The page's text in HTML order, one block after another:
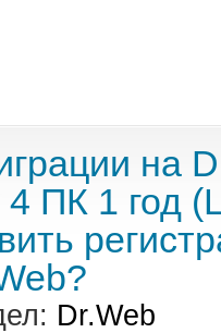
на
ПК 1 год
Dr.Web